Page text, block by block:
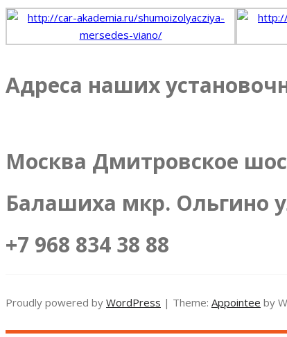
Адреса наших
Москва Дмитровское
Балашиха мкр. Ольгино
+7 968 834 38 88
Proudly powered by WordPress | Theme: Appointee by